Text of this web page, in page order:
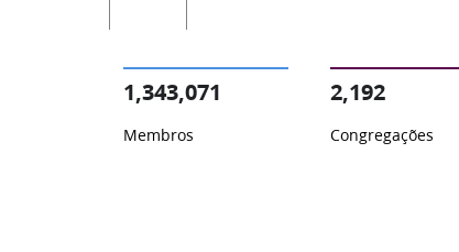
1,343,071
Membros
2,192
Congregações